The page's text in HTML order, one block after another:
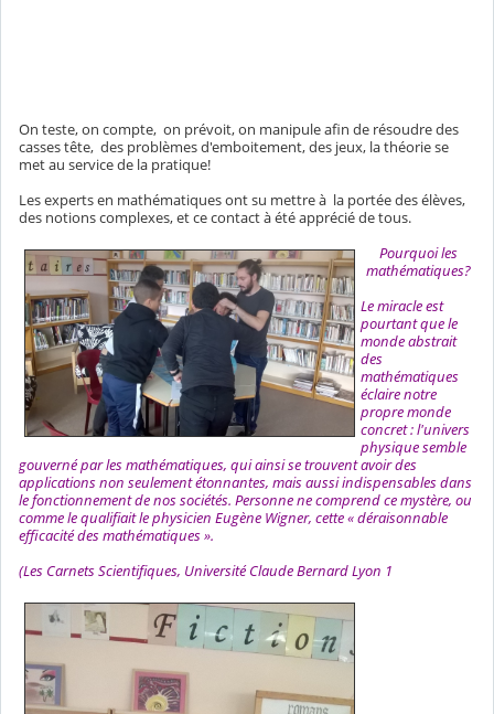
On teste, on compte, on prévoit, on manipule afin de résoudre des
casses tête, des problèmes d'emboitement, des jeux, la théorie se
met au service de la pratique!
Les experts en mathématiques ont su mettre à la portée des élèves,
des notions complexes, et ce contact à été apprécié de tous.
Pourquoi les
mathématiques?
Le miracle est
pourtant que le
monde abstrait
des
mathématiques
éclaire notre
propre monde
concret : l'univers
physique semble
gouverné par les mathématiques, qui ainsi se trouvent avoir des
applications non seulement étonnantes, mais aussi indispensables dans
le fonctionnement de nos sociétés. Personne ne comprend ce mystère, ou
comme le qualifiait le physicien Eugène Wigner, cette « déraisonnable
efficacité des mathématiques ».
(Les Carnets Scientifiques, Université Claude Bernard Lyon 1